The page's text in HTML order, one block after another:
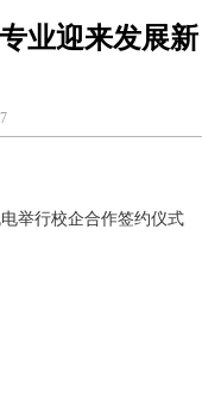
业迎来发展新
举行校企合作签约仪式